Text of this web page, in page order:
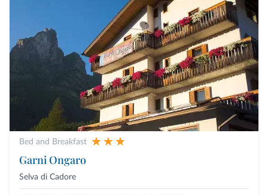
Bed and Breakfast
Garni Ongaro
Selva di Cadore